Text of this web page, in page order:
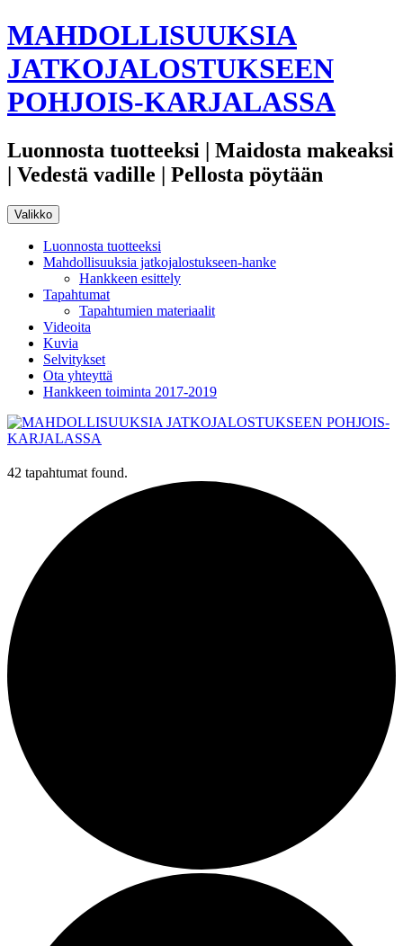
Siirry
sisältöön
MAHDOLLISUUKSIA
JATKOJALOSTUKSEEN
POHJOIS-KARJALASSA
Luonnosta tuotteeksi | Maidosta makeaksi
| Vedestä vadille | Pellosta pöytään
Valikko
Luonnosta tuotteeksi
Mahdollisuuksia jatkojalostukseen-hanke
Hankkeen esittely
Tapahtumat
Tapahtumien materiaalit
Videoita
Kuvia
Selvitykset
Ota yhteyttä
Hankkeen toiminta 2017-2019
42 tapahtumat found.